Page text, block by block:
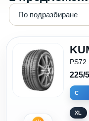
PS72
225/
C
XL